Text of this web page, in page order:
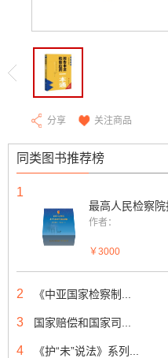
分享 关注商品
同类图书推荐榜
1
作者：
￥3000
2 《中亚国家检察制...
3 国家赔偿和国家司...
4 《护“未”说法》系列...